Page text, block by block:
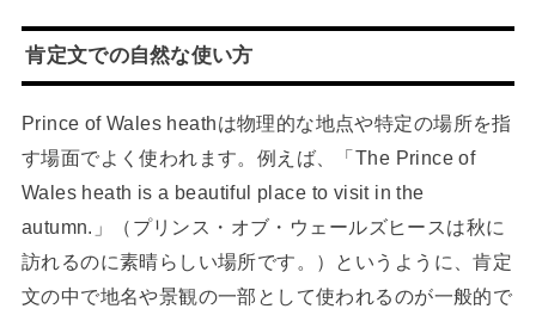
肯定文での自然な使い方
Prince of Wales heathは物理的な地点や特定の場所を指
す場面でよく使われます。例えば、「The Prince of
Wales heath is a beautiful place to visit in the
autumn.」（プリンス・オブ・ウェールズヒースは秋に
訪れるのに素晴らしい場所です。）というように、肯定
文の中で地名や景観の一部として使われるのが一般的で